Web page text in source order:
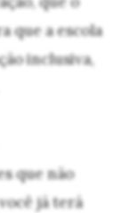
que a escola
inclusiva,
que não
já terá